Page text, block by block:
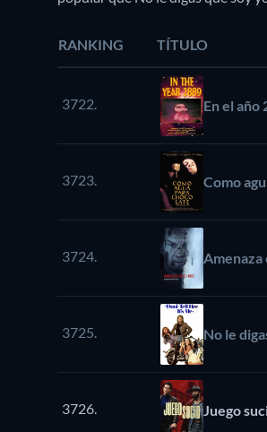
RANKING TÍTULO
3722. En el año
3723. Como
3724. Amenaza
3725. No le
3726. Juego